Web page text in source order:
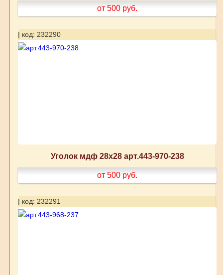
от 500 руб.
| код: 232290
Уголок мдф 28х28 арт.443-970-238
от 500 руб.
| код: 232291